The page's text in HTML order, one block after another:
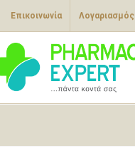
Επικοινωνία Λογαριασμός